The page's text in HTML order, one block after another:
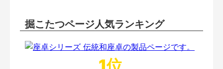
掘こたつページ人気ランキング